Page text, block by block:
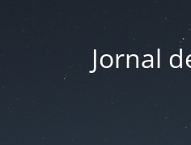
Jornal